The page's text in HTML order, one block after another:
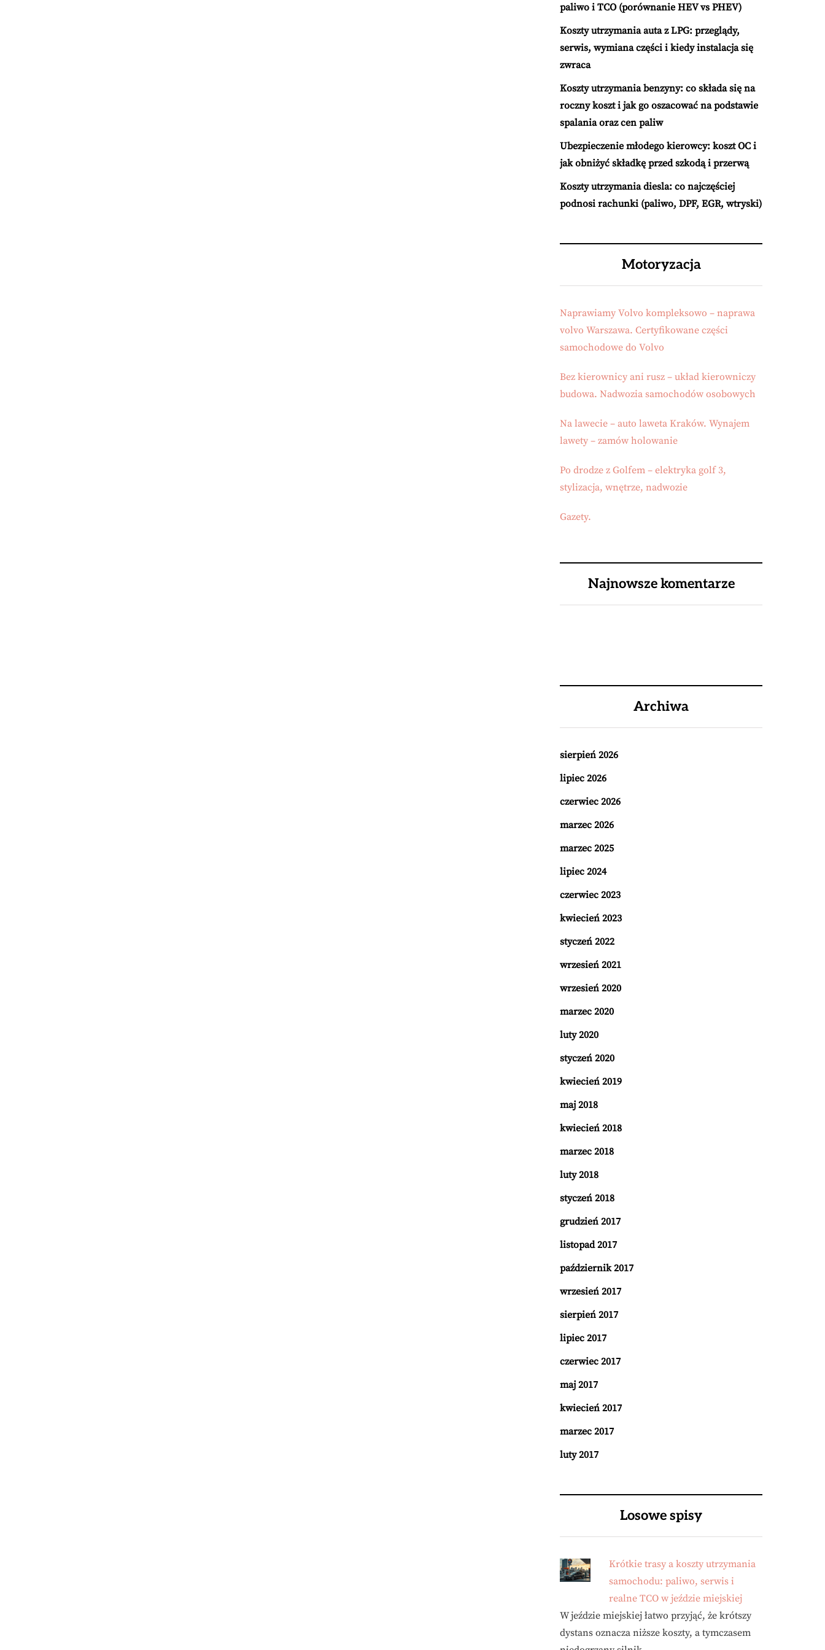
paliwo i TCO (porównanie HEV vs PHEV)
Koszty utrzymania auta z LPG: przeglądy,
serwis, wymiana części i kiedy instalacja się
zwraca
Koszty utrzymania benzyny: co składa się na
roczny koszt i jak go oszacować na podstawie
spalania oraz cen paliw
Ubezpieczenie młodego kierowcy: koszt OC i
jak obniżyć składkę przed szkodą i przerwą
Koszty utrzymania diesla: co najczęściej
podnosi rachunki (paliwo, DPF, EGR, wtryski)
Motoryzacja
Naprawiamy Volvo kompleksowo – naprawa
volvo Warszawa. Certyfikowane części
samochodowe do Volvo
Bez kierownicy ani rusz – układ kierowniczy
budowa. Nadwozia samochodów osobowych
Na lawecie – auto laweta Kraków. Wynajem
lawety – zamów holowanie
Po drodze z Golfem – elektryka golf 3,
stylizacja, wnętrze, nadwozie
Gazety.
Najnowsze komentarze
Archiwa
sierpień 2026
lipiec 2026
czerwiec 2026
marzec 2026
marzec 2025
lipiec 2024
czerwiec 2023
kwiecień 2023
styczeń 2022
wrzesień 2021
wrzesień 2020
marzec 2020
luty 2020
styczeń 2020
kwiecień 2019
maj 2018
kwiecień 2018
marzec 2018
luty 2018
styczeń 2018
grudzień 2017
listopad 2017
październik 2017
wrzesień 2017
sierpień 2017
lipiec 2017
czerwiec 2017
maj 2017
kwiecień 2017
marzec 2017
luty 2017
Losowe spisy
Krótkie trasy a koszty utrzymania
samochodu: paliwo, serwis i
realne TCO w jeździe miejskiej
W jeździe miejskiej łatwo przyjąć, że krótszy
dystans oznacza niższe koszty, a tymczasem